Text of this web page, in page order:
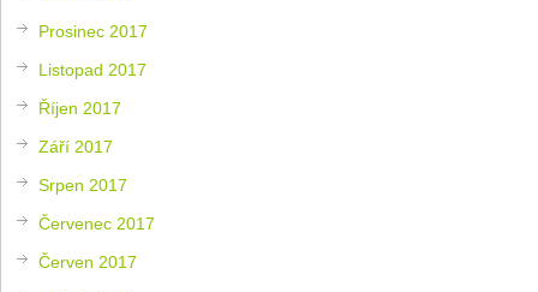
Prosinec 2017
Listopad 2017
Říjen 2017
Září 2017
Srpen 2017
Červenec 2017
Červen 2017